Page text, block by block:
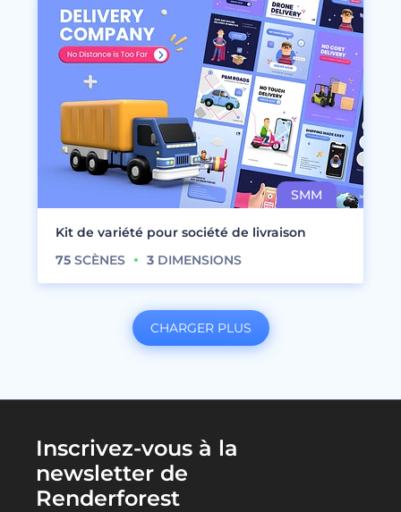
Kit de variété pour société de livraison
75 SCÈNES 3 DIMENSIONS
CHARGER PLUS
Inscrivez-vous à la
newsletter de
Renderforest